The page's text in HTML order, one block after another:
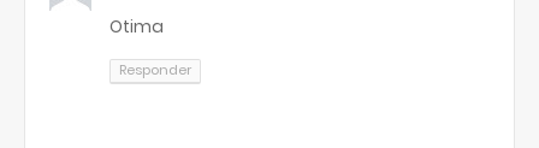
Otima
Responder